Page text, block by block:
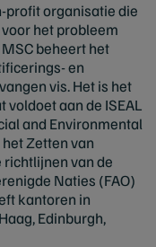
profit organisatie die
het probleem
beheert het
en
vis. Het is het
aan de ISEAL
and Environmental
Zetten van
van de
Naties (FAO)
kantoren in
Edinburgh,